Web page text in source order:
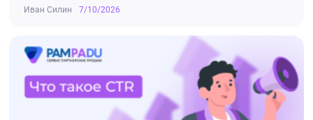
Иван Силин 7/10/2026